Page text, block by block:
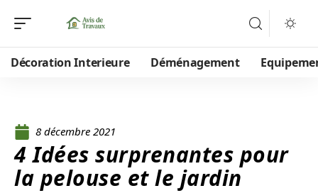
Décoration Interieure Déménagement
8 décembre 2021
4 Idées surprenantes pour
la pelouse et le jardin